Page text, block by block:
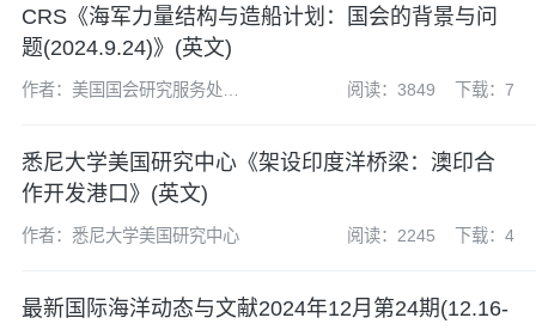
CRS《海军力量结构与造船计划：国会的背景与问
题(2024.9.24)》(英文)
作者：美国国会研究服务处
阅读：3849 下载：7
悉尼大学美国研究中心《架设印度洋桥梁：澳印合
作开发港口》(英文)
作者：悉尼大学美国研究中心 阅读：2245 下载：4
最新国际海洋动态与文献2024年12月第24期(12.16-